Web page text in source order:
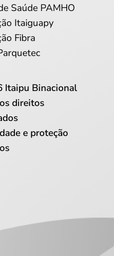
Saúde PAMHO
Itaiguapy
Fibra
Itaipu Binacional
direitos
e proteção